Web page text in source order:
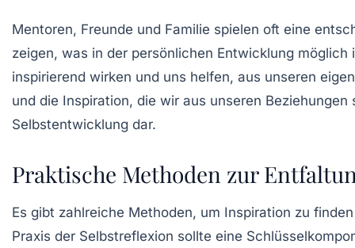
Mentoren, Freunde und Familie spielen oft eine
zeigen, was in der persönlichen Entwicklung
inspirierend wirken und uns helfen, aus unseren
und die Inspiration, die wir aus unseren
Selbstentwicklung dar.
Praktische Methoden zur
Es gibt zahlreiche Methoden, um Inspiration zu
Praxis der Selbstreflexion sollte eine